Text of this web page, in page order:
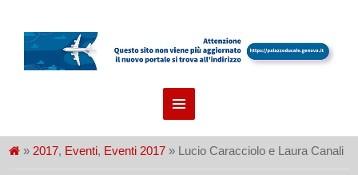
» 2017, Eventi, Eventi 2017 » Lucio Caracciolo e Laura Canali